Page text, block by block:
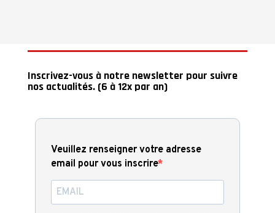
Inscrivez-vous à notre newsletter pour suivre
nos actualités. (6 à 12x par an)
Veuillez renseigner votre adresse
email pour vous inscrire